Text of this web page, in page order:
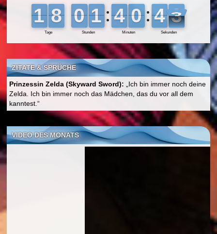
ZITATE & SPRÜCHE
Prinzessin Zelda (Skyward Sword): „Ich bin immer noch deine
Zelda. Ich bin immer noch das Mädchen, das du vor all dem
kanntest.“
VIDEO DES MONATS